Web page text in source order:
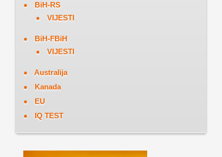
BiH-RS
VIJESTI
BiH-FBiH
VIJESTI
Australija
Kanada
EU
IQ TEST